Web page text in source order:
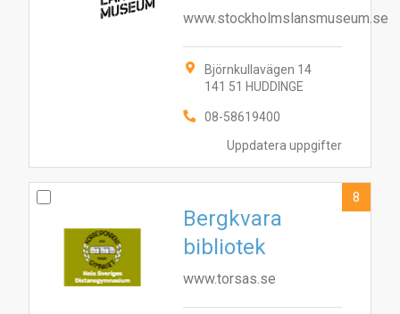
Uppdatera uppgifter
www.stockholmslansmuseum.se
Björnkullavägen 14
141 51 HUDDINGE
08-58619400
Bergkvara
bibliotek
www.torsas.se
8